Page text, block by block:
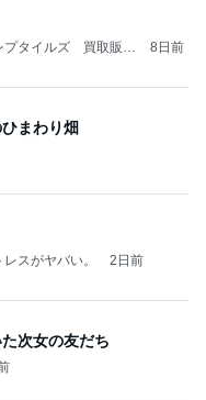
プタイルズ 買取販売
8日前
まわり畑
スがヤバい。 2日前
次女の友だち